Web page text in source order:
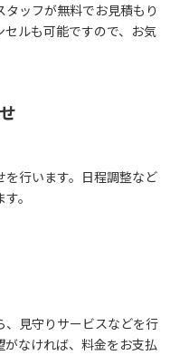
ッフが無料でお見積もり
ルも可能ですので、お気
を行います。日程調整など
。
、見守りサービスなどを行
なければ、料金をお支払